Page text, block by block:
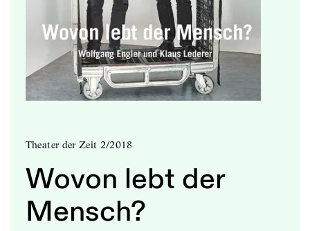
Theater der Zeit 2/2018
Wovon lebt der
Mensch?